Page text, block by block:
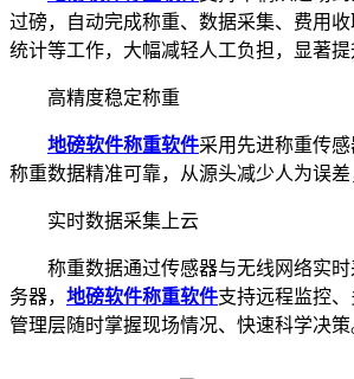
过磅，自动完成称重、数据采集、费用
统计等工作，大幅减轻人工负担，显著提
高精度稳定称重
地磅软件称重软件采用先进称重传
称重数据精准可靠，从源头减少人为误差
实时数据采集上云
称重数据通过传感器与无线网络实时
务器， 地磅软件称重软件支持远程监控
管理层随时掌握现场情况、快速科学决策